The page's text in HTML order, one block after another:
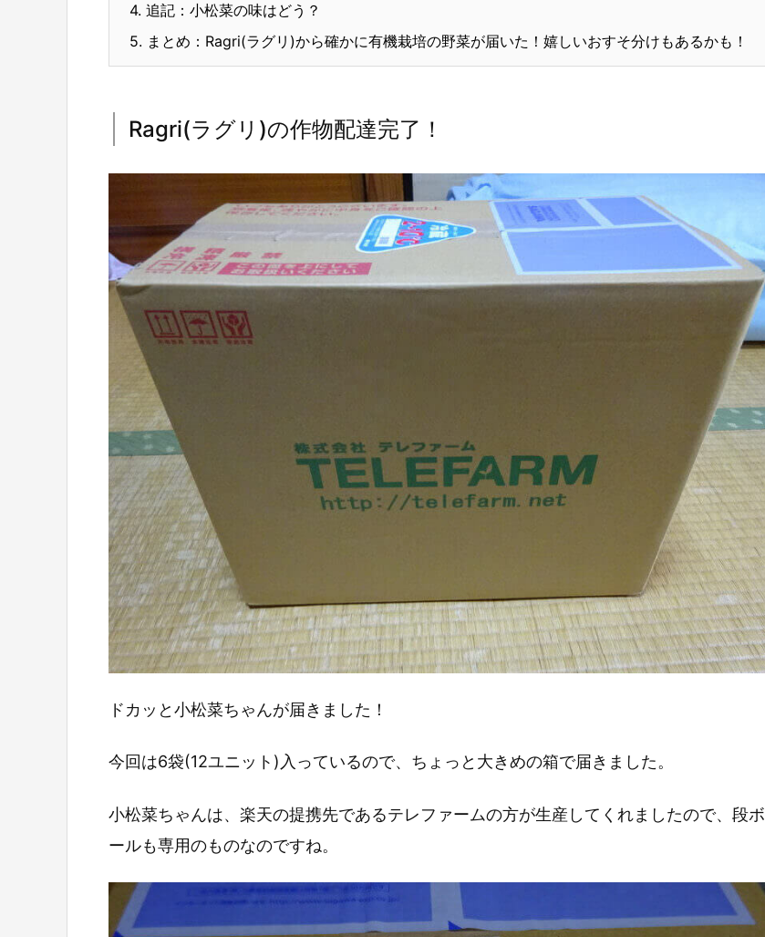
4. 追記：小松菜の味はどう？
5. まとめ：Ragri(ラグリ)から確かに有機栽培の野菜が届いた！嬉しいおすそ分けもあるかも！
Ragri(ラグリ)の作物配達完了！
ドカッと小松菜ちゃんが届きました！
今回は6袋(12ユニット)入っているので、ちょっと大きめの箱で届きました。
小松菜ちゃんは、楽天の提携先であるテレファームの方が生産してくれましたので、段ボ
ールも専用のものなのですね。